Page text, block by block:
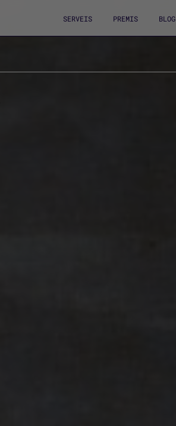
SERVEIS PREMIS BLOG